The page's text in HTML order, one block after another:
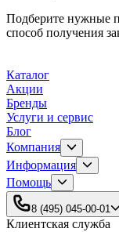
Подберите нужные
способ получения
Каталог
Акции
Бренды
Услуги и сервис
Блог
Компания
Информация
Помощь
8 (495) 045-00-01
Клиентская служба